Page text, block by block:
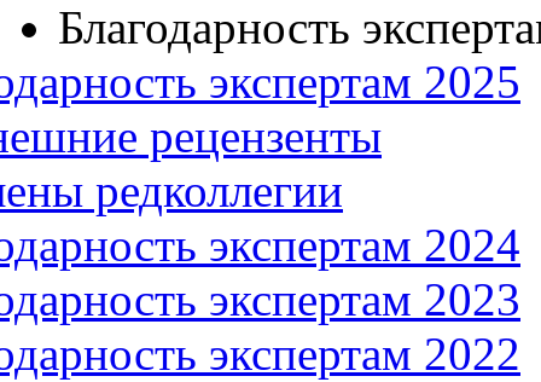
Благодарность
экспертам 2025
рецензенты
редколлегии
экспертам 2024
экспертам 2023
экспертам 2022